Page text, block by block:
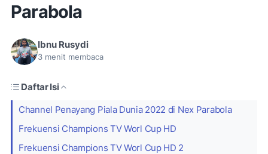
Parabola
Ibnu Rusydi
3 menit membaca
Daftar Isi
Channel Penayang Piala Dunia 2022 di Nex Parabola
Frekuensi Champions TV Worl Cup HD
Frekuensi Champions TV Worl Cup HD 2